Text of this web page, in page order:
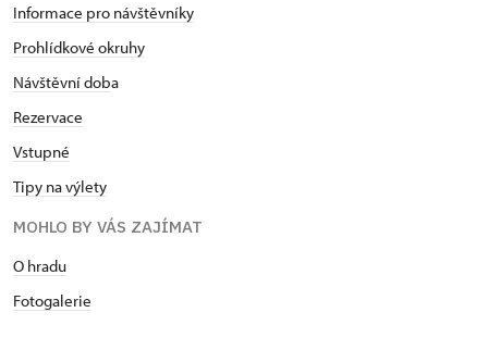
Informace pro návštěvníky
Prohlídkové okruhy
Návštěvní doba
Rezervace
Vstupné
Tipy na výlety
MOHLO BY VÁS ZAJÍMAT
O hradu
Fotogalerie